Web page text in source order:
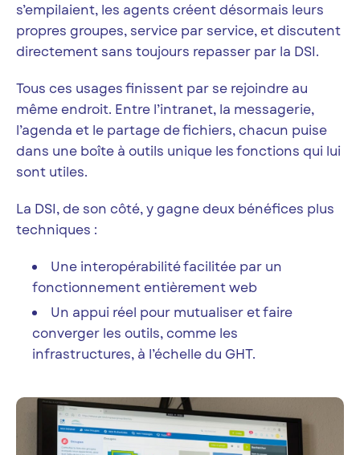
s’empilaient, les agents créent désormais leurs
propres groupes, service par service, et discutent
directement sans toujours repasser par la DSI.
Tous ces usages finissent par se rejoindre au
même endroit. Entre l’intranet, la messagerie,
l’agenda et le partage de fichiers, chacun puise
dans une boîte à outils unique les fonctions qui lui
sont utiles.
La DSI, de son côté, y gagne deux bénéfices plus
techniques :
Une interopérabilité facilitée par un
fonctionnement entièrement web
Un appui réel pour mutualiser et faire
converger les outils, comme les
infrastructures, à l’échelle du GHT.